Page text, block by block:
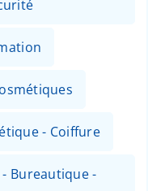
- Coiffure
Bureautique -